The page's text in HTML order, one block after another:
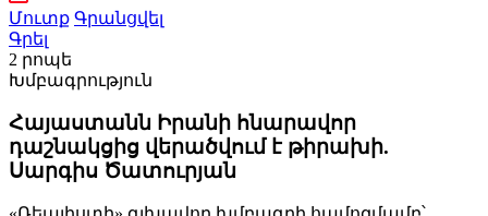
Մուտք Գրանցվել
Գրել
2 րոպե
Խմբագրություն
Հայաստանն Իրանի հնարավոր
դաշնակցից վերածվում է թիրախի.
Սարգիս Ծատուրյան